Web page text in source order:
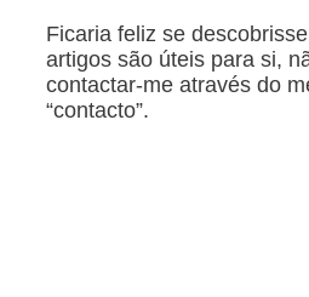
Ficaria feliz se
artigos são úteis para si,
contactar-me através do
“contacto”.